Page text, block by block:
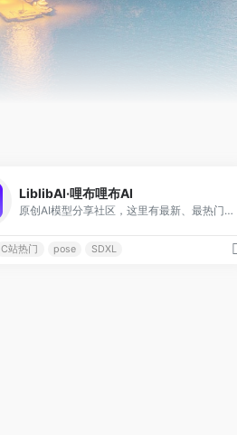
LiblibAI·哩布哩布AI
原创AI模型分享社区，这里有最新、最热门的模型素材，10万+模型免费下载
C站热门 pose SDXL